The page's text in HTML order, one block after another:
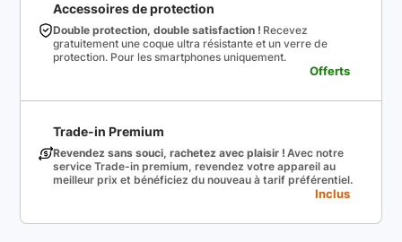
Accessoires de protection
Double protection, double satisfaction ! Recevez
gratuitement une coque ultra résistante et un verre de
protection. Pour les smartphones uniquement.
Offerts
Trade-in Premium
Revendez sans souci, rachetez avec plaisir ! Avec notre
service Trade-in premium, revendez votre appareil au
meilleur prix et bénéficiez du nouveau à tarif préférentiel.
Inclus